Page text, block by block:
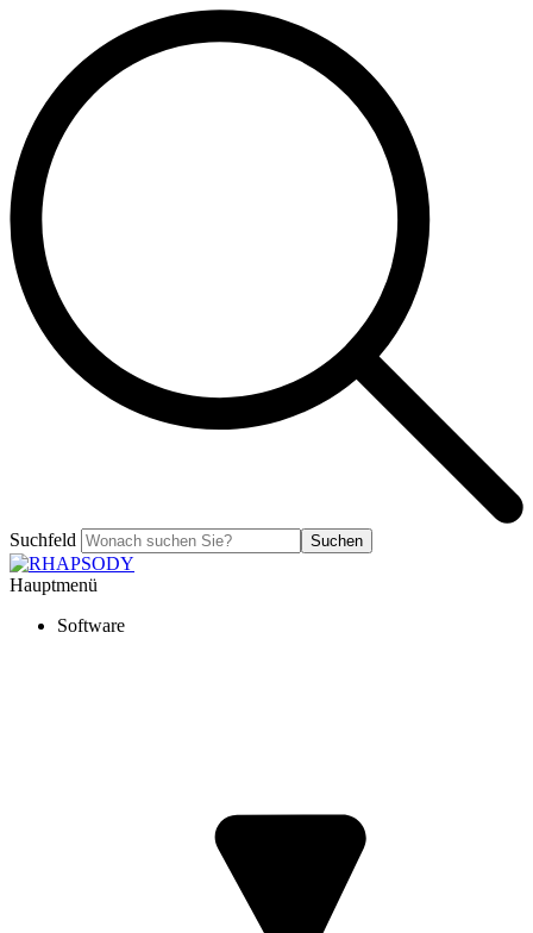
Suchfeld Suchen
Hauptmenü
Software